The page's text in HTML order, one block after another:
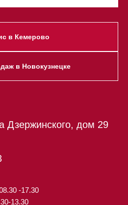
в Кемерово
в Новокузнецке
Дзержинского, дом 29
-17.30
13.30